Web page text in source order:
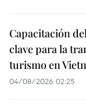
Capacitación
clave para la
turismo en
04/08/2026 02:25